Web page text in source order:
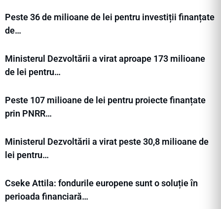
Peste 36 de milioane de lei pentru investiții finanțate
de…
Ministerul Dezvoltării a virat aproape 173 milioane
de lei pentru…
Peste 107 milioane de lei pentru proiecte finanțate
prin PNRR…
Ministerul Dezvoltării a virat peste 30,8 milioane de
lei pentru…
Cseke Attila: fondurile europene sunt o soluție în
perioada financiară…